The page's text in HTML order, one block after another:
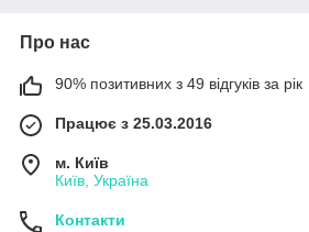
Про нас
90% позитивних з 49 відгуків за рік
Працює з 25.03.2016
м. Київ
Київ, Україна
Контакти